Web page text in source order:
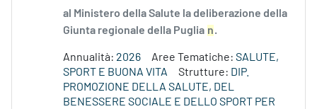
al Ministero della Salute la deliberazione della
Giunta regionale della Puglia n.
Annualità: 2026 Aree Tematiche: SALUTE,
SPORT E BUONA VITA
Strutture: DIP.
PROMOZIONE DELLA SALUTE, DEL
BENESSERE SOCIALE E DELLO SPORT PER